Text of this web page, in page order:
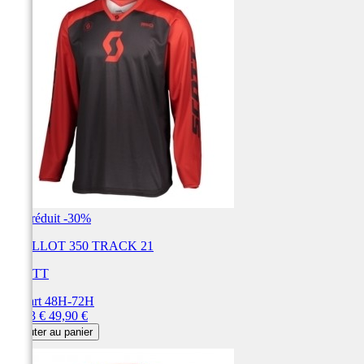
Prix réduit -30%
MAILLOT 350 TRACK 21
SCOTT
Départ 48H-72H
34,93 € Prix
de
base
49,90 €
Ajouter au panier